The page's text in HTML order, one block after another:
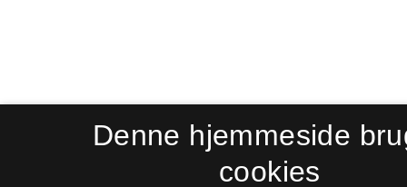
Denne hjemmeside
cookies